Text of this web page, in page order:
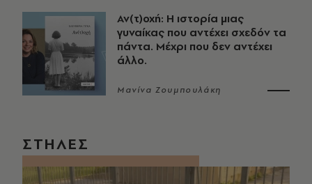
Αν(τ)οχή: Η ιστορία μιας
γυναίκας που αντέχει σχεδόν τα
πάντα. Μέχρι που δεν αντέχει
άλλο.
Μανίνα Ζουμπουλάκη
ΣΤΗΛΕΣ